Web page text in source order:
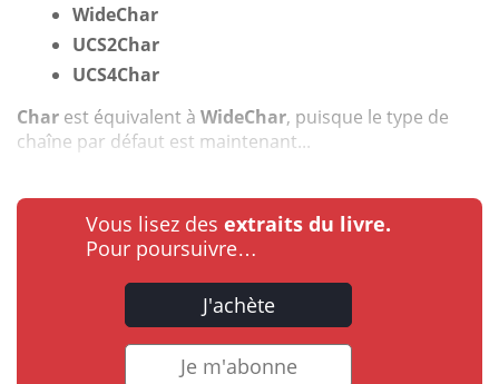
WideChar
UCS2Char
UCS4Char
Char est équivalent à WideChar, puisque le type de
chaîne par défaut est maintenant...
Vous lisez des extraits du livre.
Pour poursuivre…
J'achète
Je m'abonne